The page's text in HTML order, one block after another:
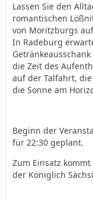
Lassen Sie den
romantischen
von Moritzburgs
In Radeburg
die Zeit des
auf der Talfahrt,
die Sonne am
Beginn der
für 22:30 geplant.
Zum Einsatz kommt
der Königlich